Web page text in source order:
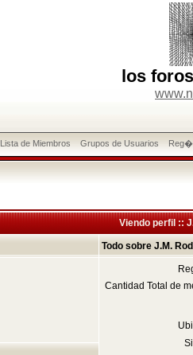
los
Lista de Miembros Grupos de Usuarios
Viendo perfil ::
Todo sobre J.M.
Cantidad Total de